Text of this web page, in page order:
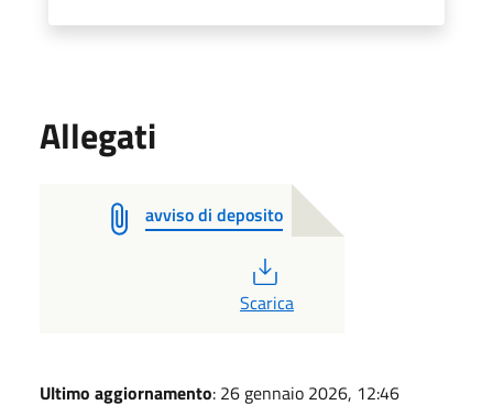
Allegati
avviso di deposito
Scarica
Ultimo aggiornamento: 26 gennaio 2026, 12:46